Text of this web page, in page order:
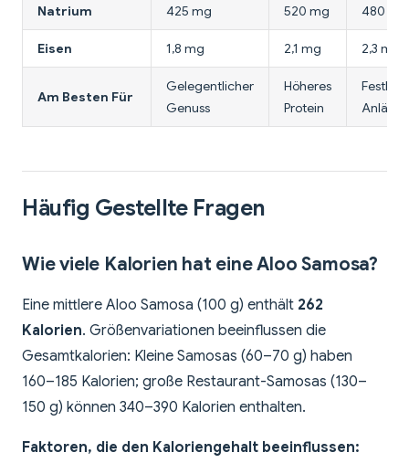
Natrium 425 mg 520 mg 480 mg
Eisen 1,8 mg 2,1 mg 2,3 mg
Am Besten Für
Gelegentlicher
Genuss
Höheres
Protein
Anlässe
Häufig Gestellte Fragen
Wie viele Kalorien hat eine Aloo Samosa?
Eine mittlere Aloo Samosa (100 g) enthält 262
Kalorien. Größenvariationen beeinflussen die
Gesamtkalorien: Kleine Samosas (60–70 g) haben
160–185 Kalorien; große Restaurant-Samosas (130–
150 g) können 340–390 Kalorien enthalten.
Faktoren, die den Kaloriengehalt beeinflussen: